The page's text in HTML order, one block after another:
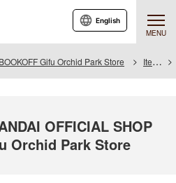
MENU
English
BOOKOFF Gifu Orchid Park Store Item
OFFICIAL SHOP
Orchid Park Store